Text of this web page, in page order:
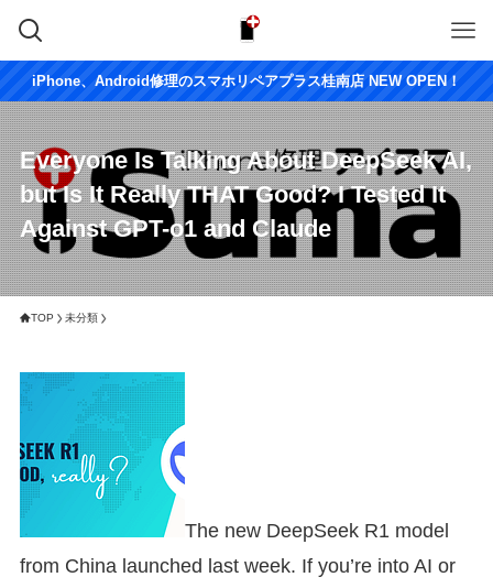
iPhone、Android修理のスマホリペアプラス桂南店 NEW OPEN！
Everyone Is Talking About DeepSeek AI,
but Is It Really THAT Good? I Tested It
Against GPT-o1 and Claude
TOP 未分類
The new DeepSeek R1 model
from China launched last week. If you’re into AI or